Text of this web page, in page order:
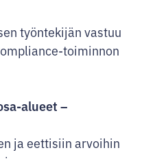
työntekijän vastuu
toiminnon
alueet –
ja eettisiin arvoihin